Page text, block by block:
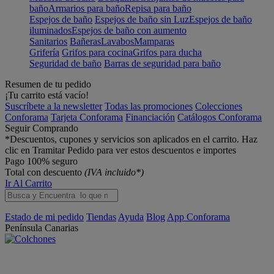
bañoArmarios para bañoRepisa para baño
Espejos de baño Espejos de baño sin LuzEspejos de baño
iluminadosEspejos de baño con aumento
Sanitarios BañerasLavabosMamparas
Grifería Grifos para cocinaGrifos para ducha
Seguridad de baño Barras de seguridad para baño
Resumen de tu pedido
¡Tu carrito está vacío!
Suscríbete a la newsletter Todas las promociones Colecciones
Conforama Tarjeta Conforama Financiación Catálogos Conforama
Seguir Comprando
*Descuentos, cupones y servicios son aplicados en el carrito. Haz
clic en Tramitar Pedido para ver estos descuentos e importes
Pago 100% seguro
Total con descuento (IVA incluido*)
Ir Al Carrito
Estado de mi pedido Tiendas Ayuda Blog App Conforama
Península Canarias